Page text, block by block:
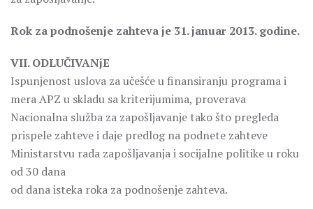
Rok za podnošenje zahteva je 31. januar 2013. godine.
VII. ODLUČIVANjE
Ispunjenost uslova za učešće u finansiranju programa i
mera APZ u skladu sa kriterijumima, proverava
Nacionalna služba za zapošljavanje tako što pregleda
prispele zahteve i daje predlog na podnete zahteve
Ministarstvu rada zapošljavanja i socijalne politike u roku
od 30 dana
od dana isteka roka za podnošenje zahteva.